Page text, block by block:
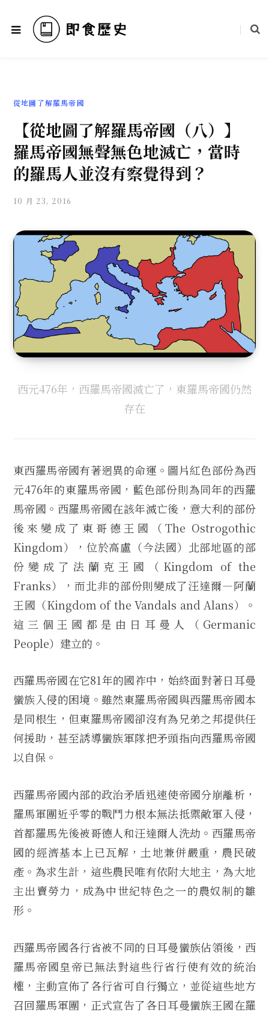
從地圖了解羅馬帝國
【從地圖了解羅馬帝國（八）】
羅馬帝國無聲無色地滅亡，當時
的羅馬人並沒有察覺得到？
10 月 23, 2016
西元476年，西羅馬帝國滅亡了，東羅馬帝國仍然
存在
東西羅馬帝國有著迥異的命運。圖片紅色部份為西
元476年的東羅馬帝國，藍色部份則為同年的西羅
馬帝國。西羅馬帝國在該年滅亡後，意大利的部份
後來變成了東哥德王國（The Ostrogothic
Kingdom），位於高盧（今法國）北部地區的部
份變成了法蘭克王國（Kingdom of the
Franks），而北非的部份則變成了汪達爾—阿蘭
王國（Kingdom of the Vandals and Alans）。
這三個王國都是由日耳曼人（Germanic
People）建立的。
西羅馬帝國在它81年的國祚中，始終面對著日耳曼
蠻族入侵的困境。雖然東羅馬帝國與西羅馬帝國本
是同根生，但東羅馬帝國卻沒有為兄弟之邦提供任
何援助，甚至誘導蠻族軍隊把矛頭指向西羅馬帝國
以自保。
西羅馬帝國內部的政治矛盾迅速使帝國分崩離析，
羅馬軍團近乎零的戰鬥力根本無法抵禦敵軍入侵，
首都羅馬先後被哥德人和汪達爾人洗劫。西羅馬帝
國的經濟基本上已瓦解，土地兼併嚴重，農民破
產。為求生計，這些農民唯有依附大地主，為大地
主出賣勞力，成為中世紀特色之一的農奴制的雛
形。
西羅馬帝國各行省被不同的日耳曼蠻族佔領後，西
羅馬帝國皇帝已無法對這些行省行使有效的統治
權，主動宣佈了各行省可自行獨立，並從這些地方
召回羅馬軍團，正式宣告了各日耳曼蠻族王國在羅